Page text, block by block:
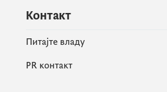
Детаљне информације о
интернет страници:
Балканс–Висеград
Контакт
Питајте владу
PR контакт